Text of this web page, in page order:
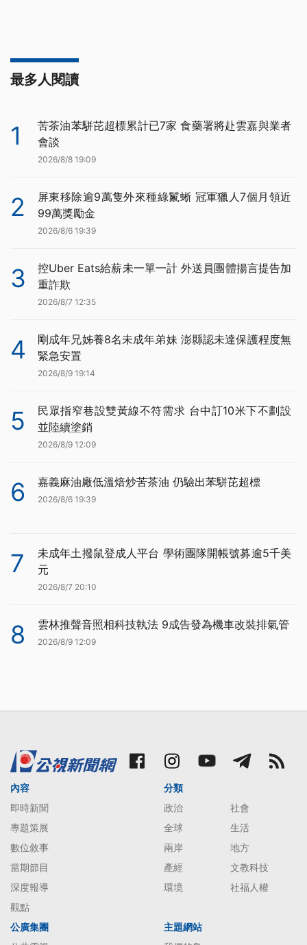
最多人閱讀
1
苦茶油苯駢芘超標累計已7家 食藥署將赴雲嘉與業者
會談
2026/8/8 19:09
2
屏東移除逾9萬隻外來種綠鬣蜥 冠軍獵人7個月領近
99萬獎勵金
2026/8/6 19:39
3
控Uber Eats給薪未一單一計 外送員團體揚言提告加
重詐欺
2026/8/7 12:35
4
剛成年兄姊養8名未成年弟妹 澎縣認未達保護程度無
緊急安置
2026/8/9 19:14
5
民眾指窄巷設雙黃線不符需求 台中訂10米下不劃設
並陸續塗銷
2026/8/9 12:09
6 嘉義麻油廠低溫焙炒苦茶油 仍驗出苯駢芘超標
2026/8/6 19:39
7
未成年土撥鼠登成人平台 學術團隊開帳號募逾5千美
元
2026/8/7 20:10
8 雲林推聲音照相科技執法 9成告發為機車改裝排氣管
2026/8/9 12:09
內容
即時新聞
專題策展
數位敘事
當期節目
深度報導
觀點
分類
政治
社會
全球
生活
兩岸
地方
產經
文教科技
環境
社福人權
公廣集團
主題網站